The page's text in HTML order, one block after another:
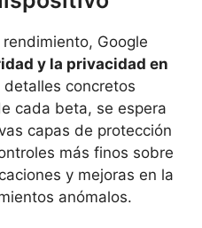
Google
y la privacidad en
detalles concretos
cada beta, se espera
capas de protección
más finos sobre
y mejoras en la
anómalos.